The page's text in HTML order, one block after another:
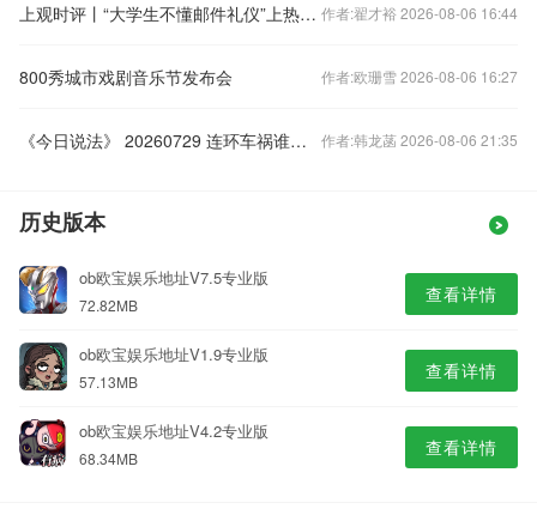
上观时评丨“大学生不懂邮件礼仪”上热搜，只该怪大学生不懂吗？ 作者:翟才裕 2026-08-06 16:44
800秀城市戏剧音乐节发布会 作者:欧珊雪 2026-08-06 16:27
《今日说法》 20260729 连环车祸谁担责 作者:韩龙菡 2026-08-06 21:35
历史版本
ob欧宝娱乐地址V7.5专业版
72.82MB 查看详情
ob欧宝娱乐地址V1.9专业版
57.13MB 查看详情
ob欧宝娱乐地址V4.2专业版
68.34MB 查看详情